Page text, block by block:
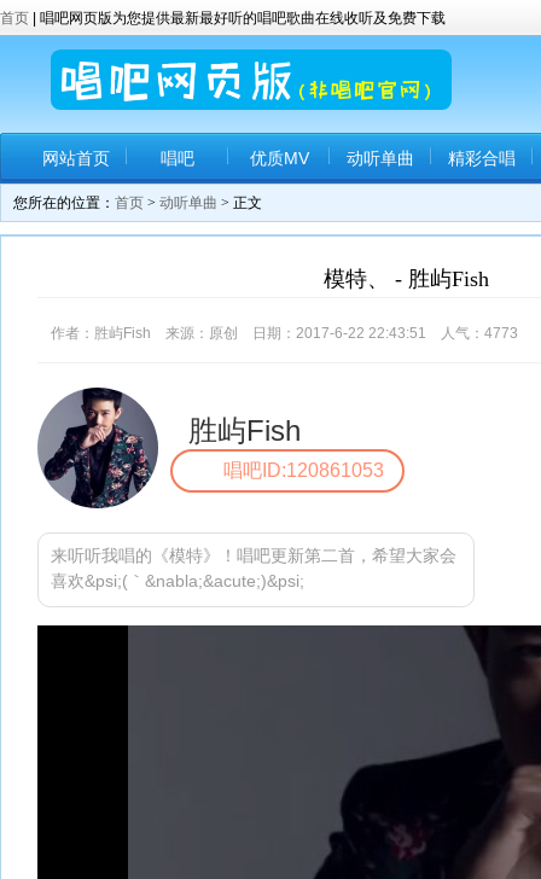
首页 | 唱吧网页版为您提供最新最好听的唱吧歌曲在线收听及免费下载
网站首页 唱吧 优质MV 动听单曲 精彩合唱
您所在的位置： 首页 > 动听单曲 > 正文
模特、 - 胜屿Fish
作者：胜屿Fish 来源：原创 日期：2017-6-22 22:43:51 人气： 4773
胜屿Fish
唱吧ID:120861053
来听听我唱的《模特》！唱吧更新第二首，希望大家会
喜欢&psi;(｀&nabla;&acute;)&psi;